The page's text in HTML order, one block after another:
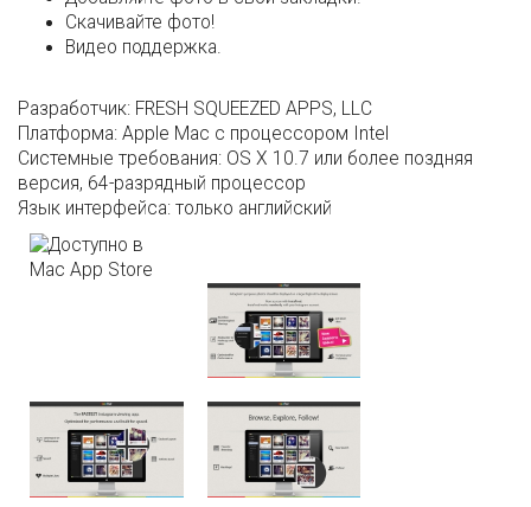
Скачивайте фото!
Видео поддержка.
Разработчик: FRESH SQUEEZED APPS, LLC
Платформа: Apple Mac с процессором Intel
Системные требования: OS X 10.7 или более поздняя
версия, 64-разрядный процессор
Язык интерфейса: только английский